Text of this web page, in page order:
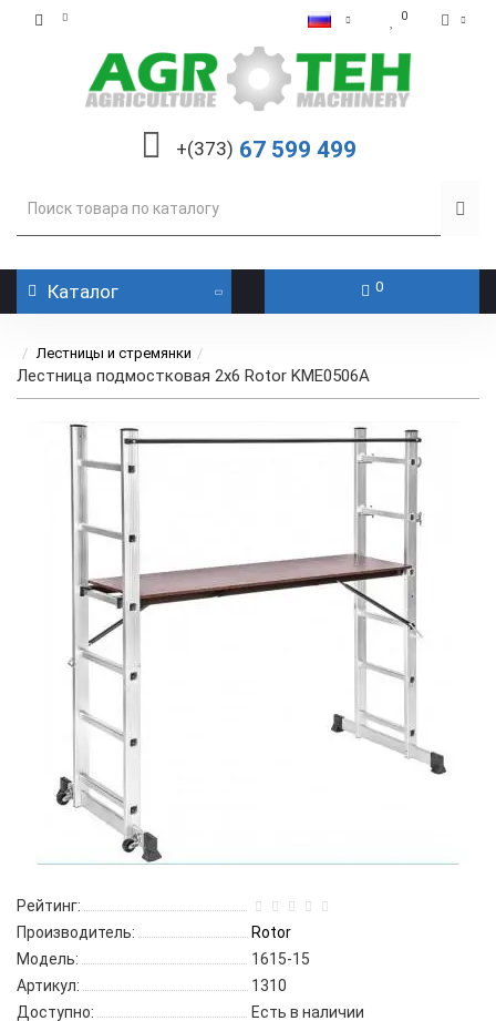
0
+(373) 67 599 499
Каталог 0
Лестницы и стремянки
Лестница подмостковая 2х6 Rotor KME0506A
Рейтинг:
Производитель:
Rotor
Модель:
1615-15
Артикул:
1310
Доступно:
Есть в наличии